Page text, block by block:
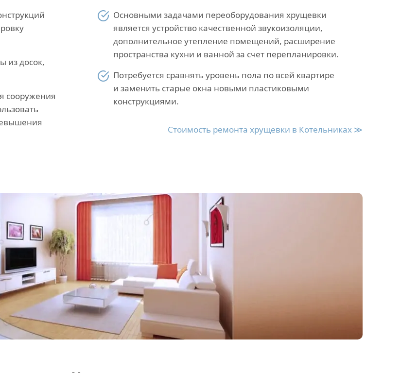
из досок,
сооружения
Основными задачами переоборудования хрущевки
является устройство качественной звукоизоляции,
дополнительное утепление помещений, расширение
пространства кухни и ванной за счет перепланировки.
Потребуется сравнять уровень пола по всей квартире
и заменить старые окна новыми пластиковыми
конструкциями.
Стоимость ремонта хрущевки в Котельниках ≫